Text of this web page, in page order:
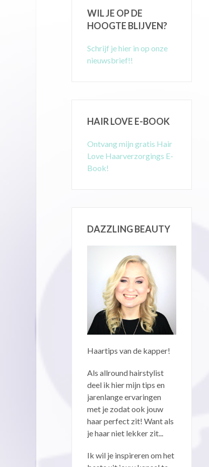
WIL JE OP DE
HOOGTE BLIJVEN?
Schrijf je hier in op onze
nieuwsbrief!!
HAIR LOVE E-BOOK
Ontvang mijn gratis Hair
Love Haarverzorgings E-
Book!
DAZZLING BEAUTY
Haartips van de kapper!
Als allround hairstylist
deel ik hier mijn tips en
jarenlange ervaringen
met je zodat ook jouw
haar perfect zit! Want als
je haar niet lekker zit...
Ik wil je inspireren om het